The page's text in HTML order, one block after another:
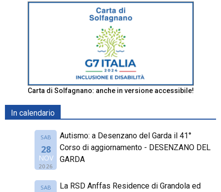
Carta di Solfagnano: anche in versione accessibile!
In calendario
SAB
28
NOV
2026
Autismo: a Desenzano del Garda il 41°
Corso di aggiornamento - DESENZANO DEL
GARDA
SAB
La RSD Anffas Residence di Grandola ed